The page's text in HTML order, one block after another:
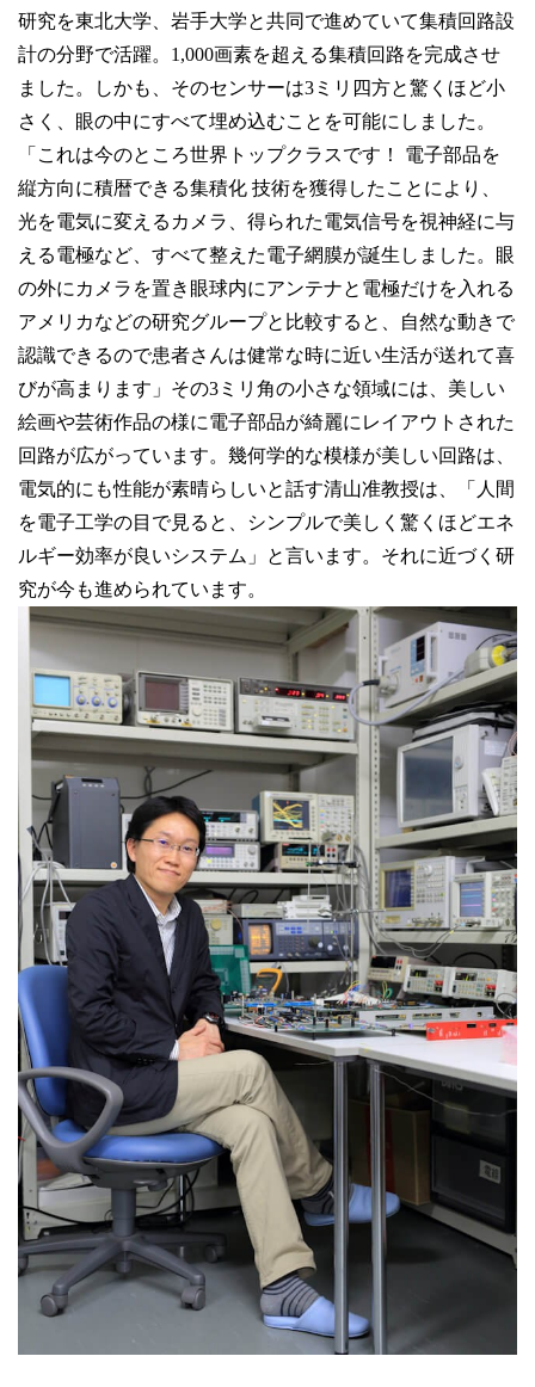
研究を東北大学、岩手大学と共同で進めていて集積回路設
計の分野で活躍。1,000画素を超える集積回路を完成させ
ました。しかも、そのセンサーは3ミリ四方と驚くほど小
さく、眼の中にすべて埋め込むことを可能にしました。
「これは今のところ世界トップクラスです！ 電子部品を
縦方向に積暦できる集積化 技術を獲得したことにより、
光を電気に変えるカメラ、得られた電気信号を視神経に与
える電極など、すべて整えた電子網膜が誕生しました。眼
の外にカメラを置き眼球内にアンテナと電極だけを入れる
アメリカなどの研究グループと比較すると、自然な動きで
認識できるので患者さんは健常な時に近い生活が送れて喜
びが高まります」その3ミリ角の小さな領域には、美しい
絵画や芸術作品の様に電子部品が綺麗にレイアウトされた
回路が広がっています。幾何学的な模様が美しい回路は、
電気的にも性能が素晴らしいと話す清山准教授は、「人間
を電子工学の目で見ると、シンプルで美しく驚くほどエネ
ルギー効率が良いシステム」と言います。それに近づく研
究が今も進められています。